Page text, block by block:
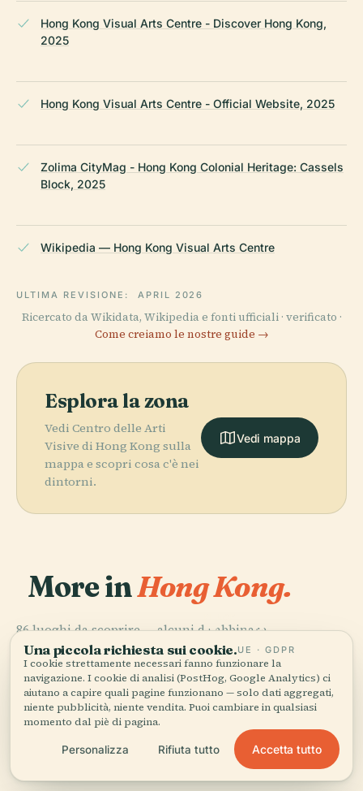
Hong Kong Visual Arts Centre - Discover Hong Kong,
2025
Hong Kong Visual Arts Centre - Official Website, 2025
Zolima CityMag - Hong Kong Colonial Heritage: Cassels
Block, 2025
Wikipedia — Hong Kong Visual Arts Centre
ULTIMA REVISIONE: APRIL 2026
Ricercato da Wikidata, Wikipedia e fonti ufficiali · verificato ·
Come creiamo le nostre guide →
Esplora la zona
Vedi Centro delle Arti
Visive di Hong Kong sulla
mappa e scopri cosa c'è nei
dintorni.
Vedi mappa
More inHong Kong.
86 luoghi da scoprire — alcuni da abbinare.
PLACE
Hong Kong
Hong Kong
Disneyland
PLACE
Distretto di
Wan Chai
PLACE
Distretto Est
Tutti i 86 luoghi di Hong Kong
Una piccola richiesta sui cookie.UE · GDPR
I cookie strettamente necessari fanno funzionare la
navigazione. I cookie di analisi (PostHog, Google Analytics) ci
aiutano a capire quali pagine funzionano — solo dati aggregati,
niente pubblicità, niente vendita. Puoi cambiare in qualsiasi
momento dal piè di pagina.
Personalizza Rifiuta tutto Accetta tutto